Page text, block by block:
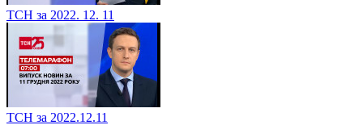
ТСН за 2022. 12. 11
ТСН за 2022.12.11